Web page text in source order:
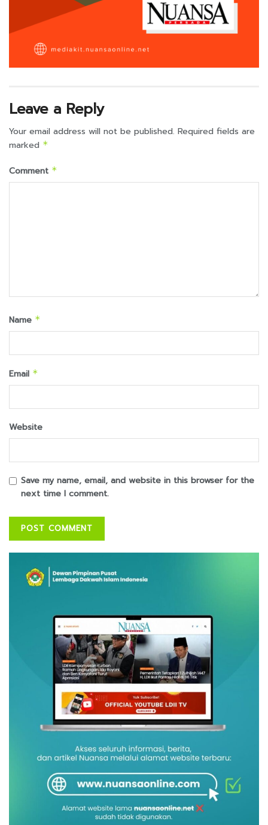
Leave a Reply
Your email address will not be published. Required fields are
marked *
Comment *
Name *
Email *
Website
Save my name, email, and website in this browser for the
next time I comment.